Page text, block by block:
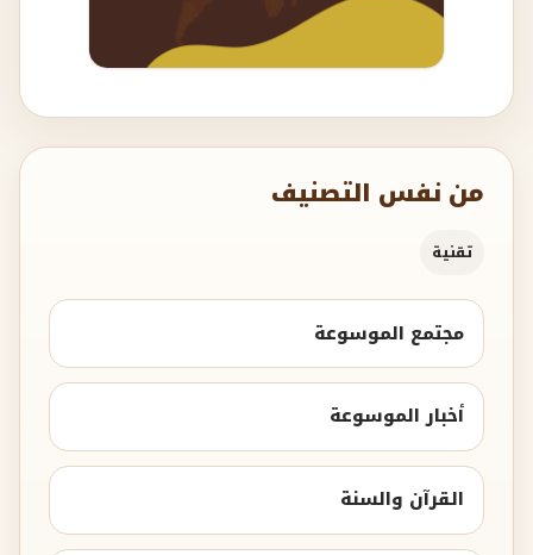
من نفس التصنيف
تقنية
مجتمع الموسوعة
أخبار الموسوعة
القرآن والسنة